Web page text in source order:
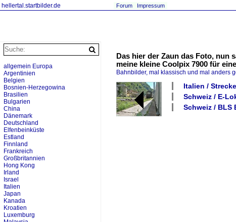
hellertal.startbilder.de Forum Impressum
Das hier der Zaun das Foto, nun
meine kleine Coolpix 7900 für
Bahnbilder, mal klassisch und mal anders
Italien /
Schweiz / E-
Schweiz / BLS
allgemein Europa
Argentinien
Belgien
Bosnien-Herzegowina
Brasilien
Bulgarien
China
Dänemark
Deutschland
Elfenbeinküste
Estland
Finnland
Frankreich
Großbritannien
Hong Kong
Irland
Israel
Italien
Japan
Kanada
Kroatien
Luxemburg